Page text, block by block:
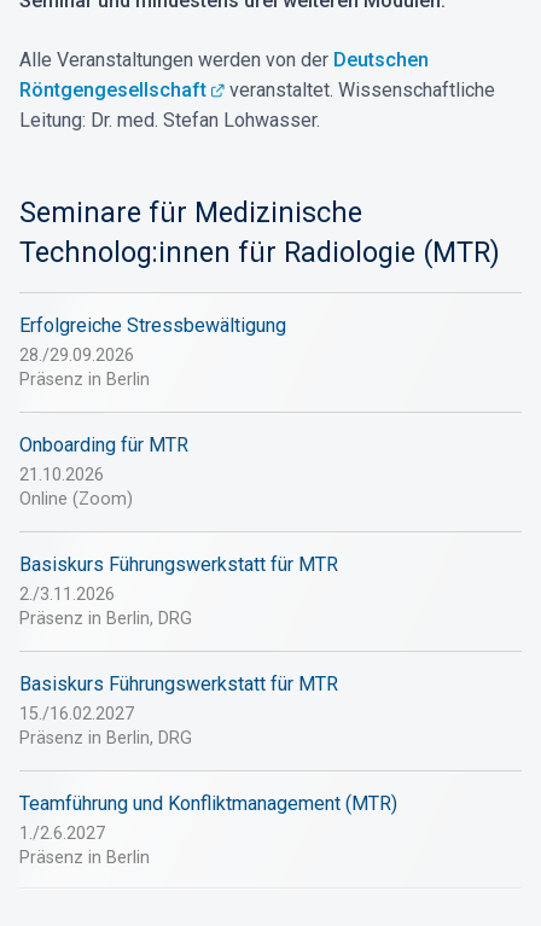
Alle Veranstaltungen werden von der Deutschen
Röntgengesellschaft
veranstaltet. Wissenschaftliche
Leitung: Dr. med. Stefan Lohwasser.
Seminare für Medizinische
Technolog:innen für Radiologie (MTR)
28./29.09.2026
Erfolgreiche Stressbewältigung
Präsenz in Berlin
21.10.2026
Onboarding für MTR
Online (Zoom)
2./3.11.2026
Basiskurs Führungswerkstatt für MTR
Präsenz in Berlin, DRG
15./16.02.2027
Basiskurs Führungswerkstatt für MTR
Präsenz in Berlin, DRG
1./2.6.2027
Teamführung und Konfliktmanagement (MTR)
Präsenz in Berlin